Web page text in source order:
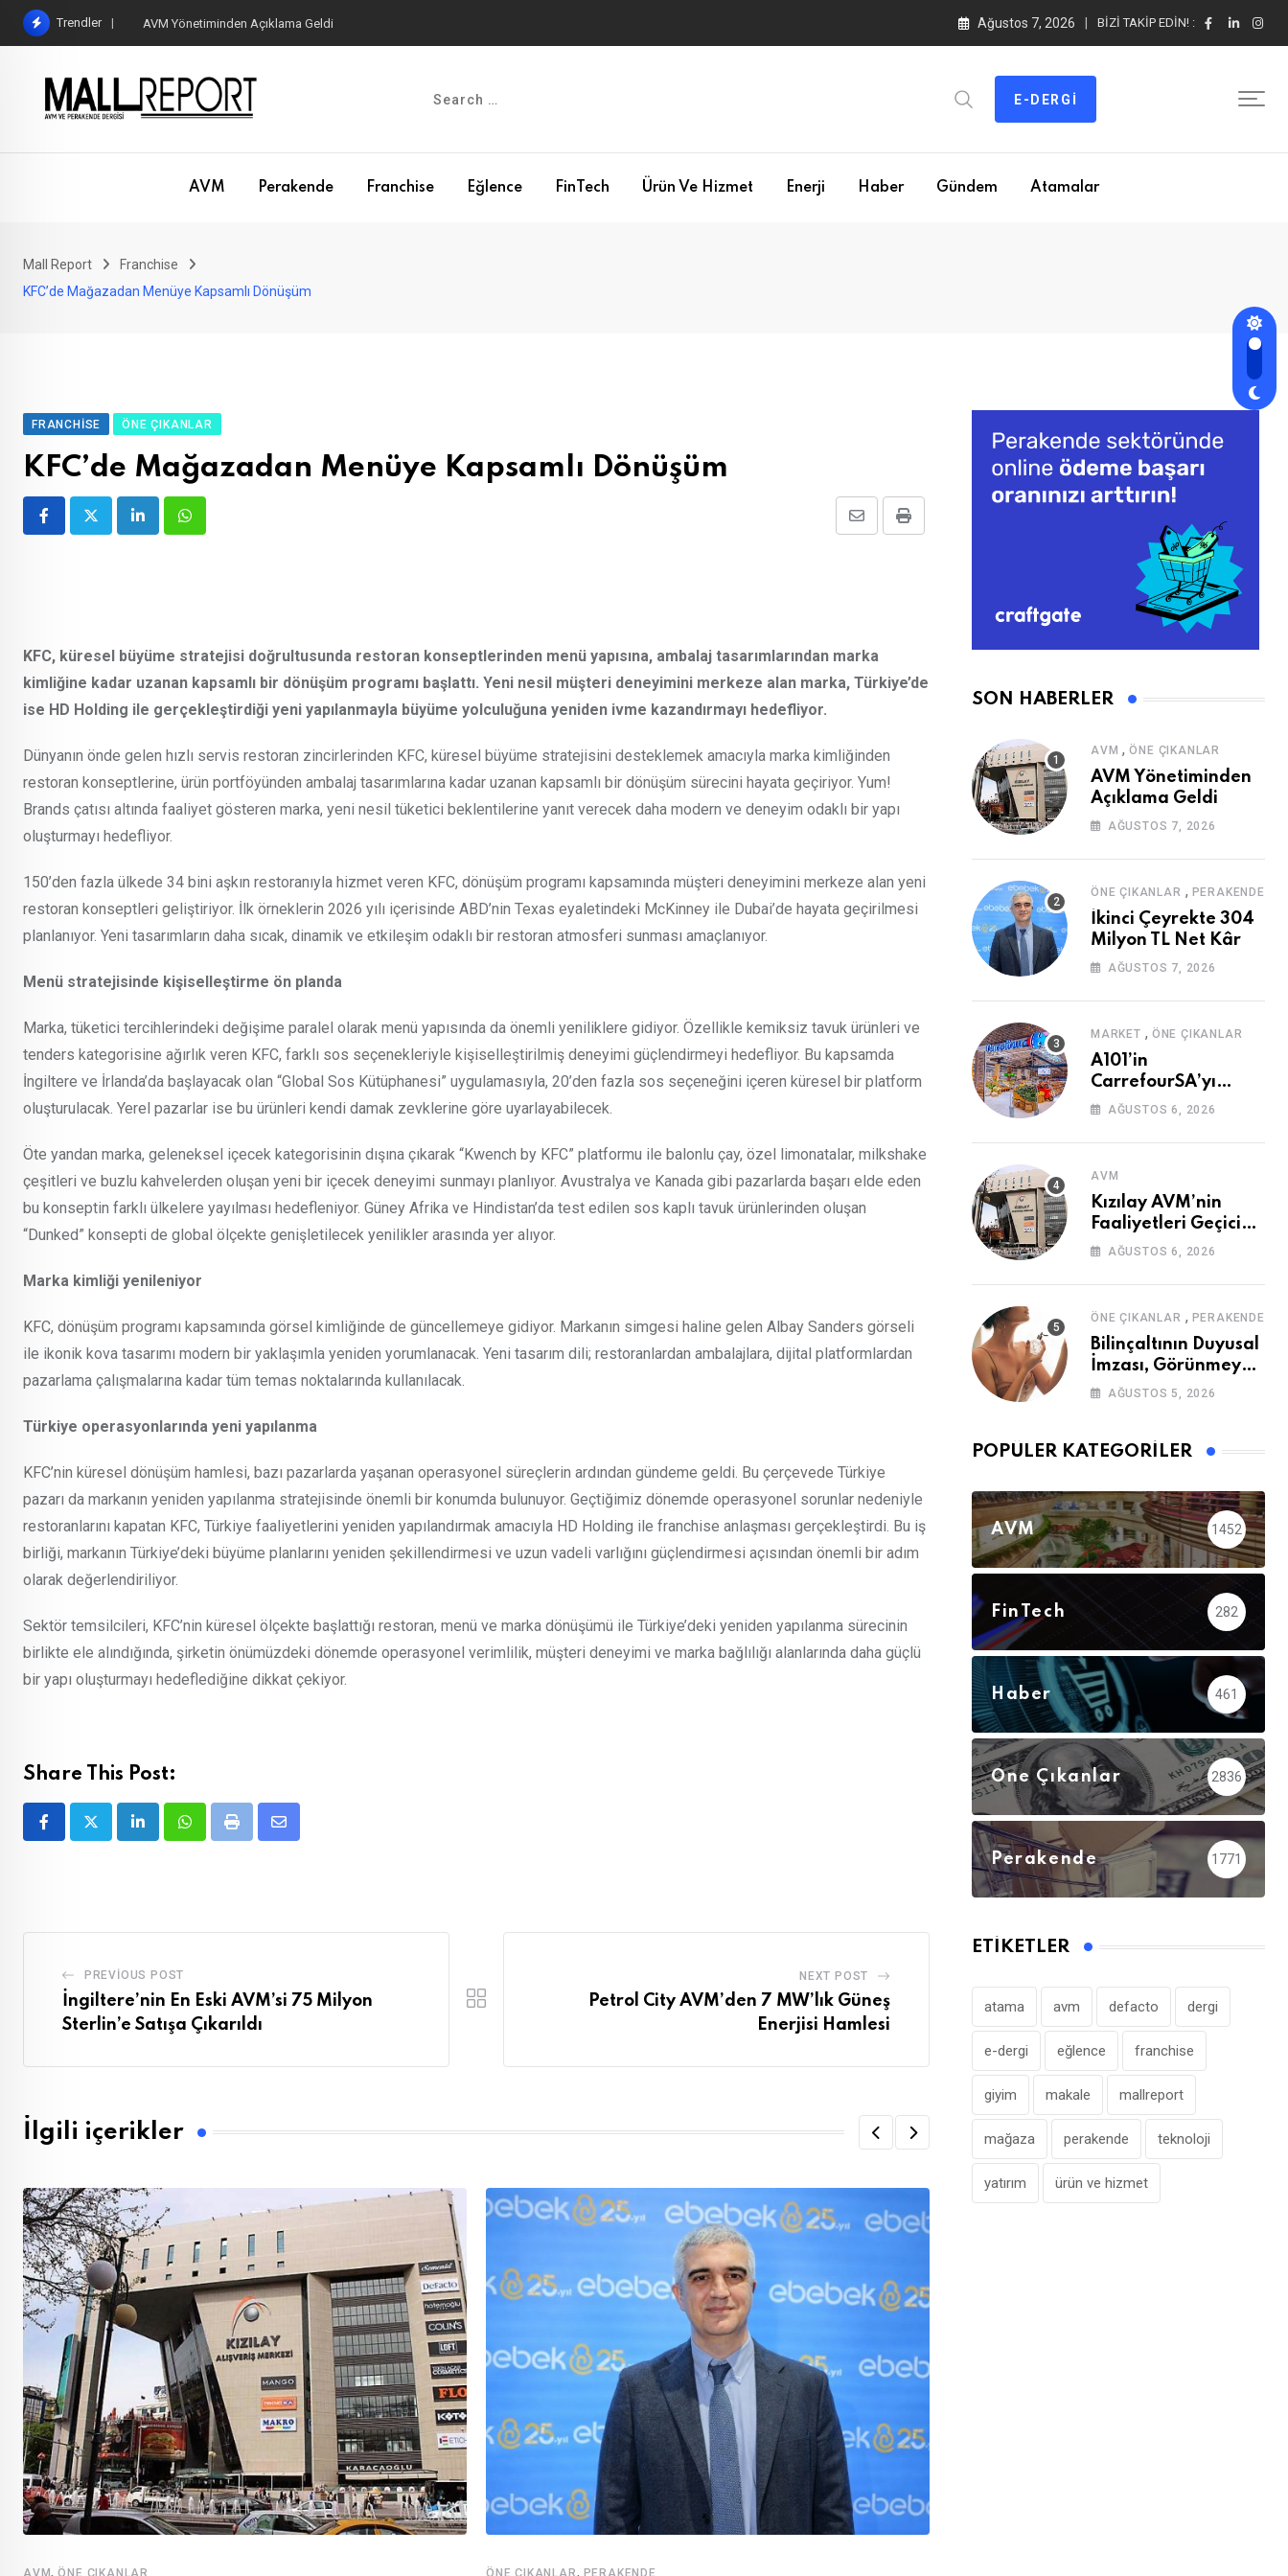
Skip
Trendler AVM Yönetiminden Açıklama Geldi Ağustos 7, 2026 BIZI TAKIP EDIN! :
E-DERGI
AVM Perakende Franchise Eğlence FinTech Ürün Ve Hizmet Enerji Haber Gündem Atamalar
Mall Report
Franchise
KFC’de Mağazadan Menüye Kapsamlı Dönüşüm
FRANCHISE ÖNE ÇIKANLAR
KFC’de Mağazadan Menüye Kapsamlı Dönüşüm
LinkedInWhatsapp Print
Share
KFC, küresel büyüme stratejisi doğrultusunda restoran konseptlerinden menü yapısına, ambalaj tasarımlarından marka
kimliğine kadar uzanan kapsamlı bir dönüşüm programı başlattı. Yeni nesil müşteri deneyimini merkeze alan marka, Türkiye’de
ise HD Holding ile gerçekleştirdiği yeni yapılanmayla büyüme yolculuğuna yeniden ivme kazandırmayı hedefliyor.
Dünyanın önde gelen hızlı servis restoran zincirlerinden KFC, küresel büyüme stratejisini desteklemek amacıyla marka kimliğinden
restoran konseptlerine, ürün portföyünden ambalaj tasarımlarına kadar uzanan kapsamlı bir dönüşüm sürecini hayata geçiriyor. Yum!
Brands çatısı altında faaliyet gösteren marka, yeni nesil tüketici beklentilerine yanıt verecek daha modern ve deneyim odaklı bir yapı
oluşturmayı hedefliyor.
150’den fazla ülkede 34 bini aşkın restoranıyla hizmet veren KFC, dönüşüm programı kapsamında müşteri deneyimini merkeze alan yeni
restoran konseptleri geliştiriyor. İlk örneklerin 2026 yılı içerisinde ABD’nin Texas eyaletindeki McKinney ile Dubai’de hayata geçirilmesi
planlanıyor. Yeni tasarımların daha sıcak, dinamik ve etkileşim odaklı bir restoran atmosferi sunması amaçlanıyor.
Menü stratejisinde kişiselleştirme ön planda
Marka, tüketici tercihlerindeki değişime paralel olarak menü yapısında da önemli yeniliklere gidiyor. Özellikle kemiksiz tavuk ürünleri ve
tenders kategorisine ağırlık veren KFC, farklı sos seçenekleriyle kişiselleştirilmiş deneyimi güçlendirmeyi hedefliyor. Bu kapsamda
İngiltere ve İrlanda’da başlayacak olan “Global Sos Kütüphanesi” uygulamasıyla, 20’den fazla sos seçeneğini içeren küresel bir platform
oluşturulacak. Yerel pazarlar ise bu ürünleri kendi damak zevklerine göre uyarlayabilecek.
Öte yandan marka, geleneksel içecek kategorisinin dışına çıkarak “Kwench by KFC” platformu ile balonlu çay, özel limonatalar, milkshake
çeşitleri ve buzlu kahvelerden oluşan yeni bir içecek deneyimi sunmayı planlıyor. Avustralya ve Kanada gibi pazarlarda başarı elde eden
bu konseptin farklı ülkelere yayılması hedefleniyor. Güney Afrika ve Hindistan’da test edilen sos kaplı tavuk ürünlerinden oluşan
“Dunked” konsepti de global ölçekte genişletilecek yenilikler arasında yer alıyor.
Marka kimliği yenileniyor
KFC, dönüşüm programı kapsamında görsel kimliğinde de güncellemeye gidiyor. Markanın simgesi haline gelen Albay Sanders görseli
ile ikonik kova tasarımı modern bir yaklaşımla yeniden yorumlanacak. Yeni tasarım dili; restoranlardan ambalajlara, dijital platformlardan
pazarlama çalışmalarına kadar tüm temas noktalarında kullanılacak.
Türkiye operasyonlarında yeni yapılanma
KFC’nin küresel dönüşüm hamlesi, bazı pazarlarda yaşanan operasyonel süreçlerin ardından gündeme geldi. Bu çerçevede Türkiye
pazarı da markanın yeniden yapılanma stratejisinde önemli bir konumda bulunuyor. Geçtiğimiz dönemde operasyonel sorunlar nedeniyle
restoranlarını kapatan KFC, Türkiye faaliyetlerini yeniden yapılandırmak amacıyla HD Holding ile franchise anlaşması gerçekleştirdi. Bu iş
birliği, markanın Türkiye’deki büyüme planlarını yeniden şekillendirmesi ve uzun vadeli varlığını güçlendirmesi açısından önemli bir adım
olarak değerlendiriliyor.
Sektör temsilcileri, KFC’nin küresel ölçekte başlattığı restoran, menü ve marka dönüşümü ile Türkiye’deki yeniden yapılanma sürecinin
birlikte ele alındığında, şirketin önümüzdeki dönemde operasyonel verimlilik, müşteri deneyimi ve marka bağlılığı alanlarında daha güçlü
bir yapı oluşturmayı hedeflediğine dikkat çekiyor.
Share This Post:
LinkedInWhatsappPrint
Share
PREVIOUS POST
İngiltere’nin En Eski AVM’si 75 Milyon
Sterlin’e Satışa Çıkarıldı
NEXT POST
Petrol City AVM’den 7 MW’lık Güneş
Enerjisi Hamlesi
İlgili içerikler
AVM,ÖNE ÇIKANLAR ÖNE ÇIKANLAR, PERAKENDE
SON HABERLER
AVM ,ÖNE ÇIKANLAR
AVM Yönetiminden
Açıklama Geldi
AĞUSTOS 7, 2026
ÖNE ÇIKANLAR , PERAKENDE
İkinci Çeyrekte 304
Milyon TL Net Kâr
AĞUSTOS 7, 2026
MARKET , ÖNE ÇIKANLAR
A101’in
CarrefourSA’yı
Devralmasına Şartlı
AĞUSTOS 6, 2026
AVM
Kızılay AVM’nin
Faaliyetleri Geçici
Olarak Durduruldu
AĞUSTOS 6, 2026
ÖNE ÇIKANLAR , PERAKENDE
Bilinçaltının Duyusal
İmzası, Görünmeyen
GüçAĞUSTOS 5, 2026
POPÜLER KATEGORILER
AVM 1452
FinTech 282
Haber 461
Öne Çıkanlar 2836
Perakende 1771
ETIKETLER
atama avm defacto dergi
e-dergi eğlence franchise
giyim makale mallreport
mağaza perakende teknoloji
yatırım ürün ve hizmet